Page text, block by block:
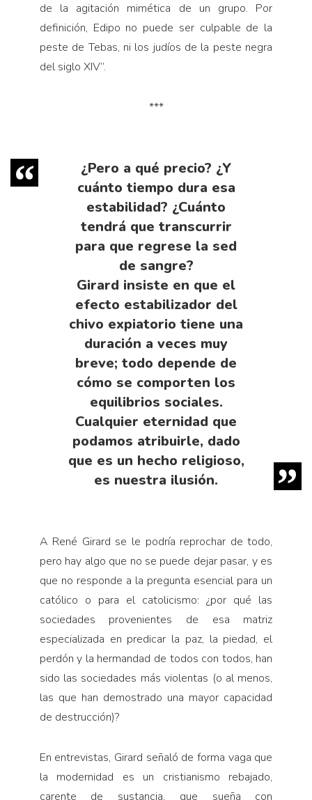
de la agitación mimética de un grupo. Por
definición, Edipo no puede ser culpable de la
peste de Tebas, ni los judíos de la peste negra
del siglo XIV”.
***
¿Pero a qué precio? ¿Y
cuánto tiempo dura esa
estabilidad? ¿Cuánto
tendrá que transcurrir
para que regrese la sed
de sangre?
Girard insiste en que el
efecto estabilizador del
chivo expiatorio tiene una
duración a veces muy
breve; todo depende de
cómo se comporten los
equilibrios sociales.
Cualquier eternidad que
podamos atribuirle, dado
que es un hecho religioso,
es nuestra ilusión.
A René Girard se le podría reprochar de todo,
pero hay algo que no se puede dejar pasar, y es
que no responde a la pregunta esencial para un
católico o para el catolicismo: ¿por qué las
sociedades provenientes de esa matriz
especializada en predicar la paz, la piedad, el
perdón y la hermandad de todos con todos, han
sido las sociedades más violentas (o al menos,
las que han demostrado una mayor capacidad
de destrucción)?
En entrevistas, Girard señaló de forma vaga que
la modernidad es un cristianismo rebajado,
carente de sustancia, que sueña con